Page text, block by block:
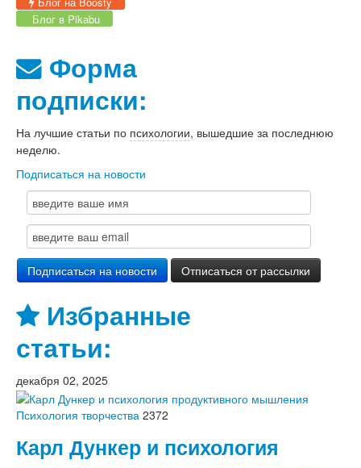
Блог в Pikabu
Форма
подписки:
На лучшие статьи по психологии, вышедшие за последнюю
неделю.
Подписаться на новости
Избранные
статьи:
декабря 02, 2025
Психология творчества 2372
Карл Дункер и психология